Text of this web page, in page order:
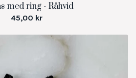
med ring - Råhvid
45,00 kr